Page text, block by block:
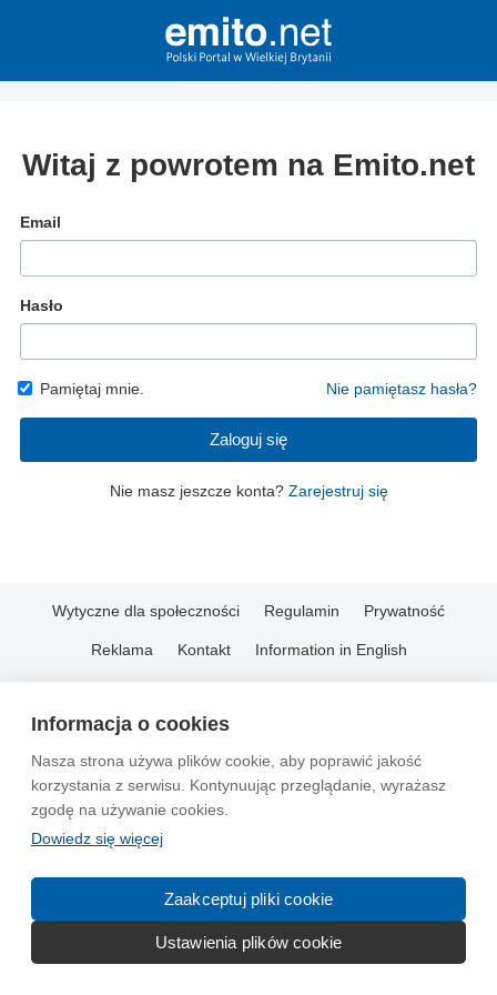
Informacja o cookies
Nasza strona używa plików cookie, aby poprawić jakość
korzystania z serwisu. Kontynuując przeglądanie, wyrażasz
zgodę na używanie cookies.
Dowiedz się więcej
Zaakceptuj pliki cookie
Ustawienia plików cookie
Witaj z powrotem na Emito.net
Email
Hasło
Pamiętaj mnie. Nie pamiętasz hasła?
Zaloguj się
Nie masz jeszcze konta? Zarejestruj się
Wytyczne dla społeczności Regulamin Prywatność
Reklama Kontakt Information in English